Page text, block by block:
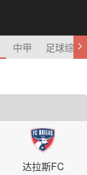
中甲 足球综合
达拉斯FC